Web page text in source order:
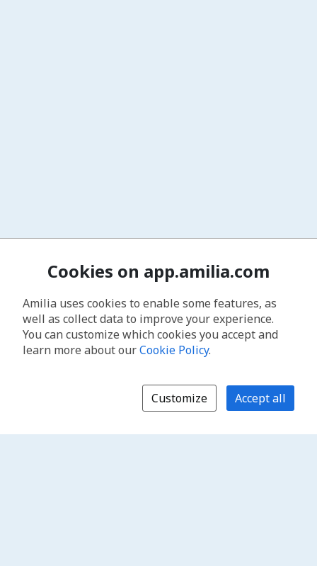
Cookies on app.amilia.com
Amilia uses cookies to enable some features, as
well as collect data to improve your experience.
You can customize which cookies you accept and
learn more about ourCookie Policy.
Customize Accept all